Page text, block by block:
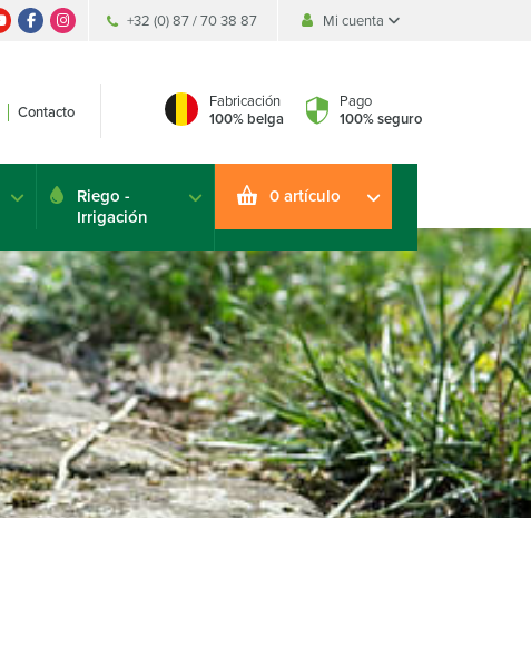
+32 (0) 87 / 70 38 87 Mi cuenta
Contacto
Fabricación
100% belga
Pago
100% seguro
Riego -
Irrigación
0 artículo